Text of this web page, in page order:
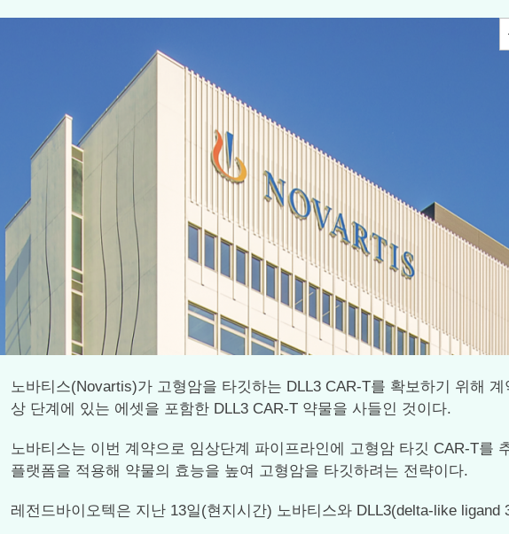
노바티스(Novartis)가 고형암을 타깃하는 DLL3 CAR-T를 확보하기 위해
상 단계에 있는 에셋을 포함한 DLL3 CAR-T 약물을 사들인 것이다.
노바티스는 이번 계약으로 임상단계 파이프라인에 고형암 타깃 CAR-T를
플랫폼을 적용해 약물의 효능을 높여 고형암을 타깃하려는 전략이다.
레전드바이오텍은 지난 13일(현지시간) 노바티스와 DLL3(delta-like